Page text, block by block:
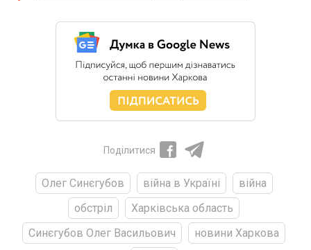
Поділитися
Олег Синєгубов війна в Україні
війна
обстріл
Харківська область
Синєгубов Олег Васильович
новини Харкова